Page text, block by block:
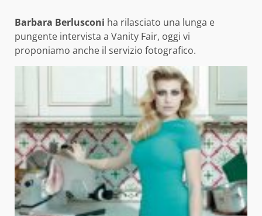
Barbara Berlusconi ha rilasciato una lunga e
pungente intervista a Vanity Fair, oggi vi
proponiamo anche il servizio fotografico.